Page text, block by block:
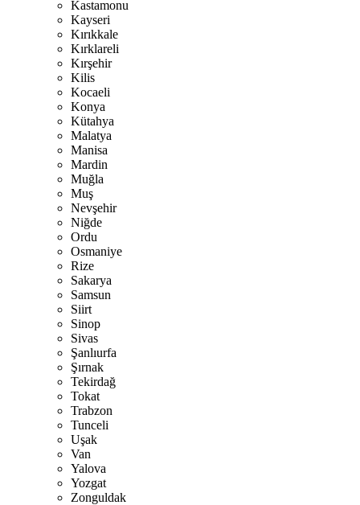
Kastamonu
Kayseri
Kırıkkale
Kırklareli
Kırşehir
Kilis
Kocaeli
Konya
Kütahya
Malatya
Manisa
Mardin
Muğla
Muş
Nevşehir
Niğde
Ordu
Osmaniye
Rize
Sakarya
Samsun
Siirt
Sinop
Sivas
Şanlıurfa
Şırnak
Tekirdağ
Tokat
Trabzon
Tunceli
Uşak
Van
Yalova
Yozgat
Zonguldak